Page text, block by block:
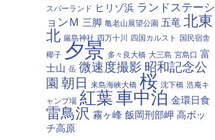
スパーランド ヒリゾ浜 ランドステーシ
ョンＭ 三脚 亀老山展望公園 五竜 北東
北 厳島神社 四万十川 四国カルスト
国民宿舎
椰子 夕景 多々良大橋 大三島 宮島口 富
士山 岳 微速度撮影 昭和記念公
園 朝日 来島海峡大橋 桜 沈下橋 浩庵キ
ャンプ場 紅葉車中泊 金環日食
雷鳥沢 霧ヶ峰 飯岡刑部岬 高ボッ
チ高原